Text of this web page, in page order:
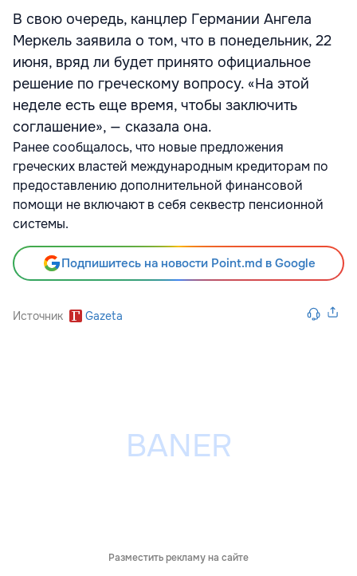
В свою очередь, канцлер Германии Ангела
Меркель заявила о том, что в понедельник, 22
июня, вряд ли будет принято официальное
решение по греческому вопросу. «На этой
неделе есть еще время, чтобы заключить
соглашение», — сказала она.
Ранее сообщалось, что новые предложения
греческих властей международным кредиторам по
предоставлению дополнительной финансовой
помощи не включают в себя секвестр пенсионной
системы.
Подпишитесь на новости Point.md в Google
Источник Gazeta
Разместить рекламу на сайте